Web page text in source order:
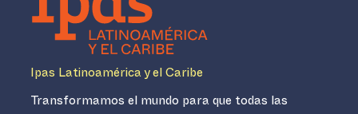
Ipas Latinoamérica y el Caribe
Transformamos el mundo para que todas las